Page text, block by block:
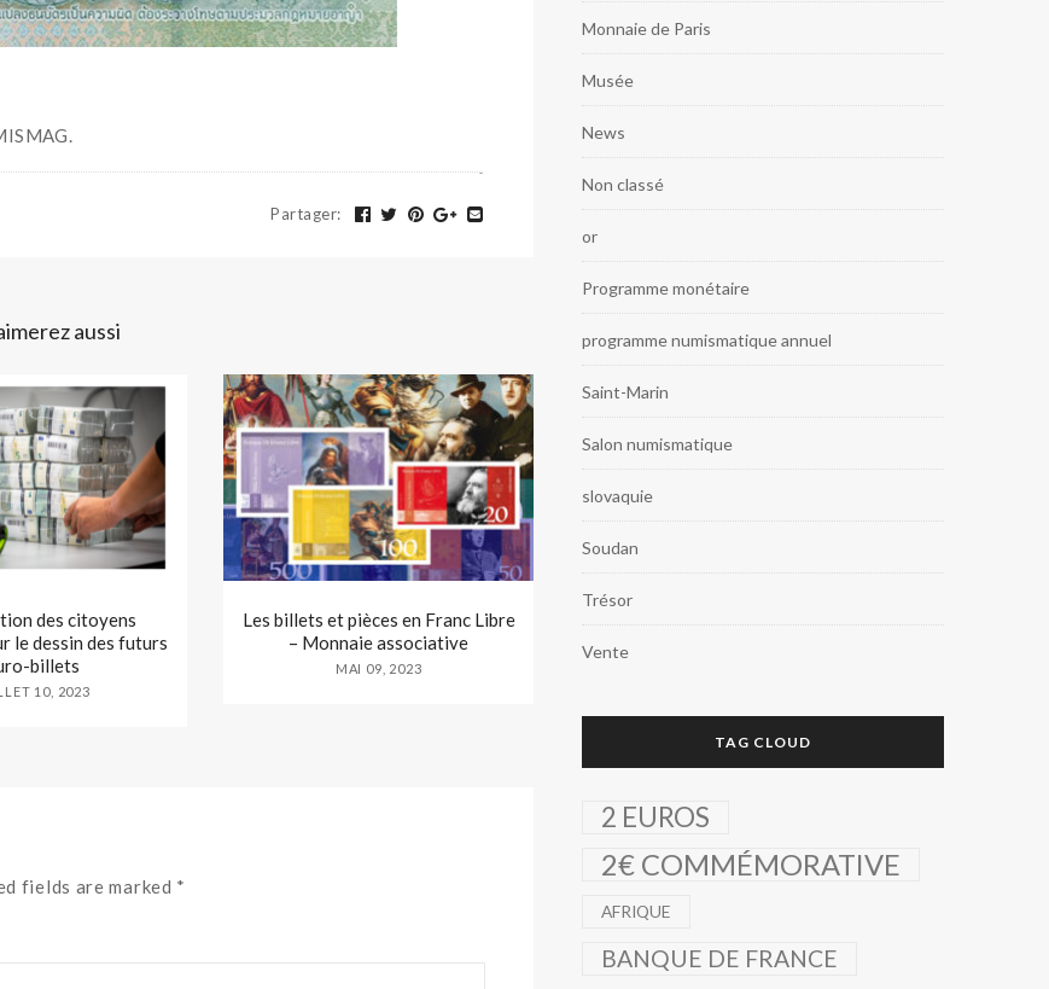
Partager:
aussi
des citoyens
le dessin des futurs
billets
10, 2023
Les billets et pièces en Franc Libre
– Monnaie associative
MAI 09, 2023
fields are marked *
Monnaie de Paris
Musée
News
Non classé
or
Programme monétaire
programme numismatique annuel
Saint-Marin
Salon numismatique
slovaquie
Soudan
Trésor
Vente
TAG CLOUD
2 EUROS
2€ COMMÉMORATIVE
AFRIQUE
BANQUE DE FRANCE